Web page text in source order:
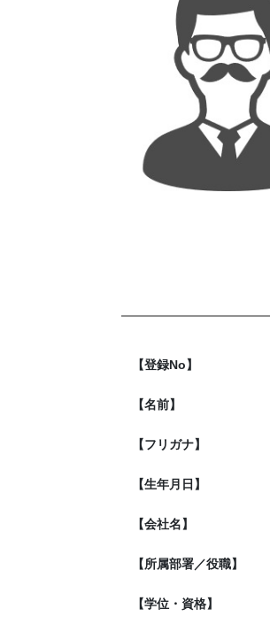
【登録No】
【名前】
【フリガナ】
【生年月日】
【会社名】
【所属部署／役職】
【学位・資格】